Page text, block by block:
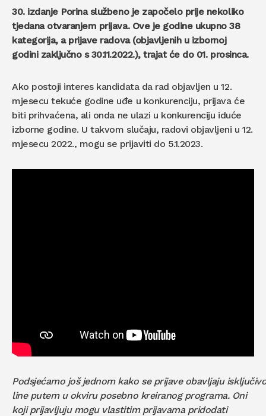
30. izdanje Porina službeno je započelo prije nekoliko
tjedana otvaranjem prijava. Ove je godine ukupno 38
kategorija, a prijave radova (objavljenih u izbornoj
godini zaključno s 30.11.2022.), trajat će do 01. prosinca.
Ako postoji interes kandidata da rad objavljen u 12.
mjesecu tekuće godine uđe u konkurenciju, prijava će
biti prihvaćena, ali onda ne ulazi u konkurenciju iduće
izborne godine. U takvom slučaju, radovi objavljeni u 12.
mjesecu 2022., mogu se prijaviti do 5.1.2023.
Podsjećamo još jednom kako se prijave obavljaju
line putem u okviru posebno kreiranog programa. Oni
koji prijavljuju mogu vlastitim prijavama pridodati